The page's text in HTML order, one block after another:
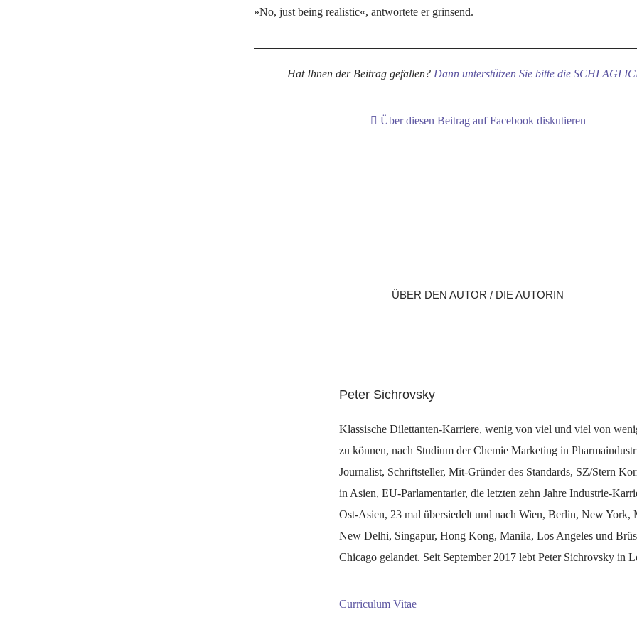
»No, just being realistic«, antwortete er grinsend.
Hat Ihnen der Beitrag gefallen? Dann unterstützen Sie bitte die
Über diesen Beitrag auf Facebook diskutieren
ÜBER DEN AUTOR / DIE AUTORIN
Peter Sichrovsky
Klassische Dilettanten-Karriere, wenig von viel und viel von
zu können, nach Studium der Chemie Marketing in
Journalist, Schriftsteller, Mit-Gründer des Standards, SZ/Stern
in Asien, EU-Parlamentarier, die letzten zehn Jahre Industrie-
Ost-Asien, 23 mal übersiedelt und nach Wien, Berlin, New York,
New Delhi, Singapur, Hong Kong, Manila, Los Angeles und
Chicago gelandet. Seit September 2017 lebt Peter Sichrovsky in
Curriculum Vitae